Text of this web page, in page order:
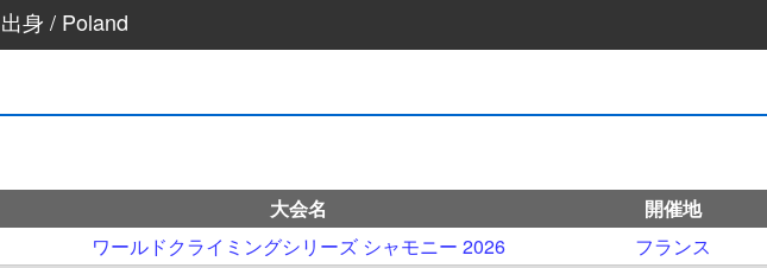
身 / Poland
大会名 開催地
ワールドクライミングシリーズ シャモニー 2026 フランス